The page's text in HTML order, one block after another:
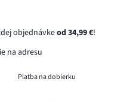
objednávkeod 34,99 €!
na adresu
Platba na dobierku